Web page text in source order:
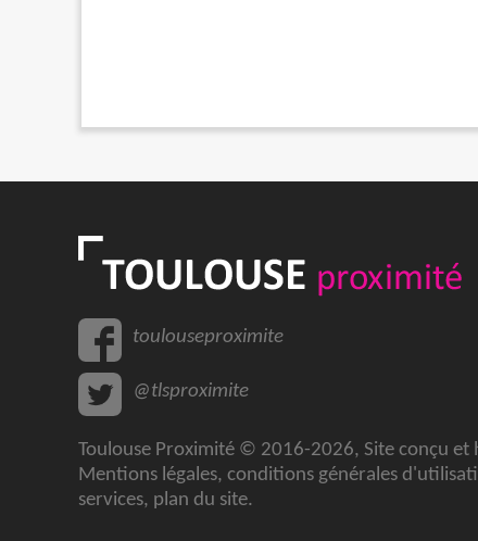
toulouseproximite
@tlsproximite
Toulouse Proximité © 2016-2026, Site conçu et
Mentions légales, conditions générales
services, plan du site.